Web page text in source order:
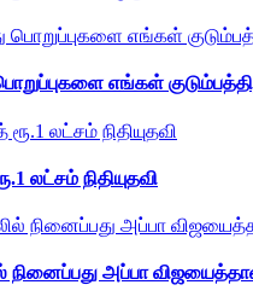
பொறுப்புகளை எங்கள்
லட்சம் நிதியுதவி
நினைப்பது அப்பா